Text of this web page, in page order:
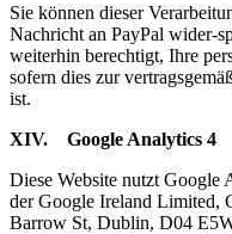
Sie können dieser
Nachricht an PayPal wider-
weiterhin berechtigt, Ihre
sofern dies zur
ist.
XIV. Google Analytics 4
Diese Website nutzt Google
der Google Ireland Limited,
Barrow St, Dublin, D04